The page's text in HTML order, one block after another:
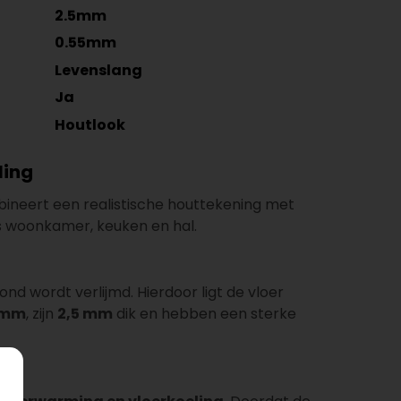
2.5mm
0.55mm
Levenslang
Ja
Houtlook
een realistische houttekening met
keuken en hal.
wordt verlijmd. Hierdoor ligt de vloer
, zijn 2,5 mm dik en hebben een sterke